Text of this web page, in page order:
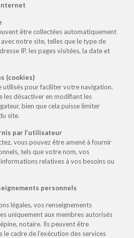
être collectées automatiquement
notre site, telles que le type de
IP, les pages visitées, la date et
(cookies)
utilisés pour faciliter votre navigation.
les désactiver en modifiant les
bien que cela puisse limiter
site.
par l’utilisateur
vous pouvez être amené à fournir
tels que votre nom, vos
relatives à vos besoins ou
personnels
légales, vos renseignements
uniquement aux membres autorisés
notaire. Ils peuvent être
cadre de l’exécution des services